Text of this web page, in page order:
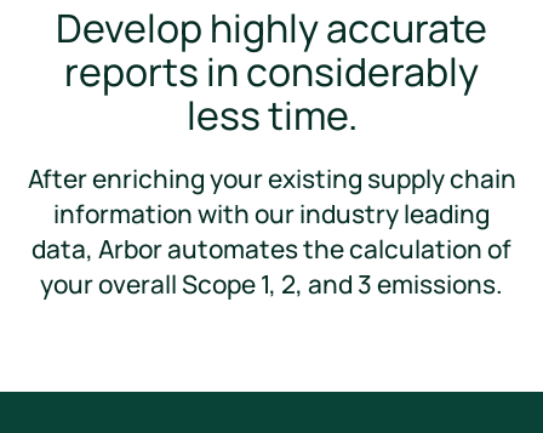
Develop highly accurate
reports in considerably
less time.
After enriching your existing supply chain
information with our industry leading
data, Arbor automates the calculation of
your overall Scope 1, 2, and 3 emissions.